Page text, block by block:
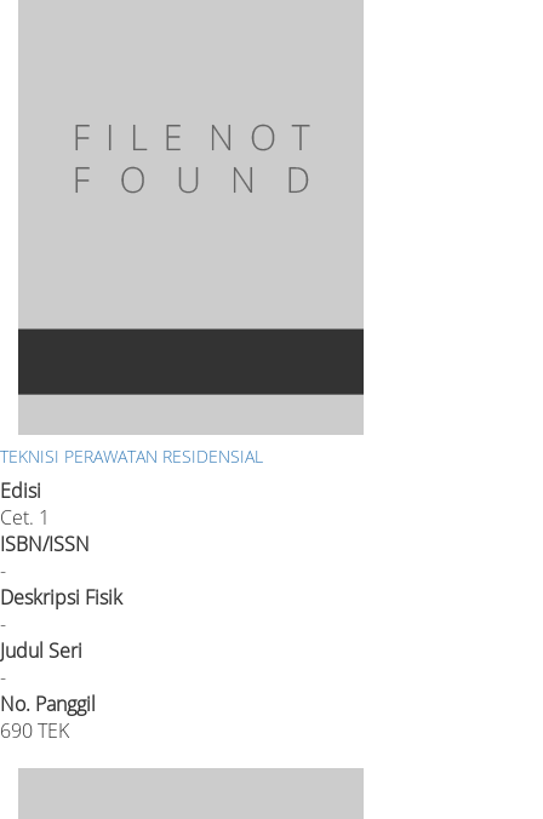
TEKNISI PERAWATAN RESIDENSIAL
Edisi
Cet. 1
ISBN/ISSN
-
Deskripsi Fisik
-
Judul Seri
-
No. Panggil
690 TEK